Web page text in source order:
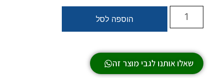
הוספה לסל
שאלו אותנו לגבי מוצר זה